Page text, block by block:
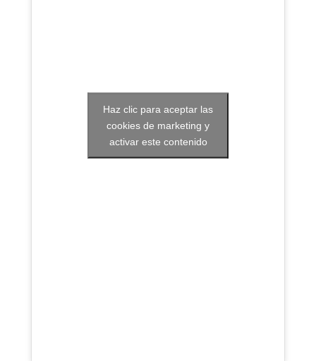
Haz clic para aceptar las
cookies de marketing y
activar este contenido